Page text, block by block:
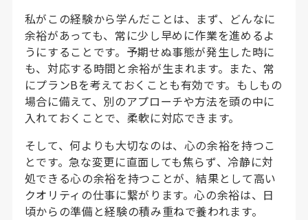
私がこの経験から学んだことは、まず、どんなに
余裕があっても、常に少し早めに作業を進めるよ
うにすることです。予期せぬ事態が発生した時に
も、対応する時間と余裕が生まれます。また、常
にプランBを考えておくことも有効です。もしもの
場合に備えて、別のアプローチや方法を頭の中に
入れておくことで、柔軟に対応できます。
そして、何よりも大切なのは、心の余裕を持つこ
とです。急な変更に直面しても焦らず、冷静に対
処できる心の余裕を持つことが、結果として高い
クオリティの仕事に繋がります。心の余裕は、日
頃からの準備と経験の積み重ねで養われます。